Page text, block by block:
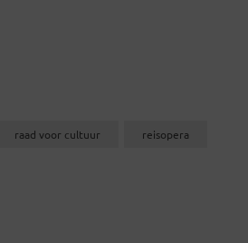
raad voor cultuur reisopera